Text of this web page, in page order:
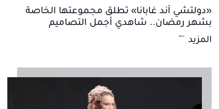
«دولتشي آند غابانا» تطلق مجموعتها الخاصة
بشهر رمضان.. شاهدي أجمل التصاميم
المزيد